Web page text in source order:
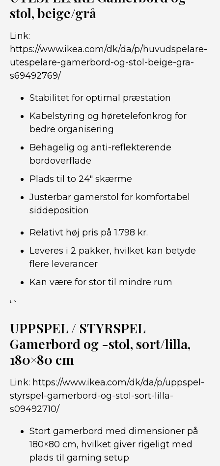
stol, beige/grå
Link:
https://www.ikea.com/dk/da/p/huvudspelare-
utespelare-gamerbord-og-stol-beige-gra-
s69492769/
Stabilitet for optimal præstation
Kabelstyring og høretelefonkrog for
bedre organisering
Behagelig og anti-reflekterende
bordoverflade
Plads til to 24″ skærme
Justerbar gamerstol for komfortabel
siddeposition
Relativt høj pris på 1.798 kr.
Leveres i 2 pakker, hvilket kan betyde
flere leverancer
Kan være for stor til mindre rum
“`
UPPSPEL / STYRSPEL
Gamerbord og -stol, sort/lilla,
180×80 cm
Link: https://www.ikea.com/dk/da/p/uppspel-
styrspel-gamerbord-og-stol-sort-lilla-
s09492710/
Stort gamerbord med dimensioner på
180×80 cm, hvilket giver rigeligt med
plads til gaming setup